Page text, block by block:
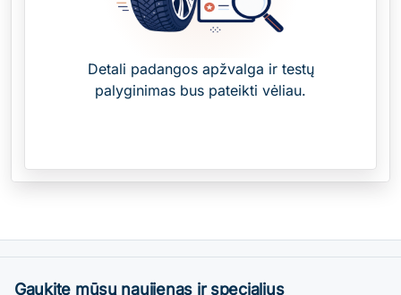
Detali padangos apžvalga ir testų
palyginimas bus pateikti vėliau.
Gaukite mūsų naujienas ir specialius